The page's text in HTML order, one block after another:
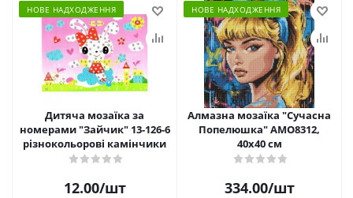
НОВЕ НАДХОДЖЕННЯ
Дитяча мозаїка за
номерами "Зайчик" 13-126-6
різнокольорові камінчики
12.00/шт
НОВЕ НАДХОДЖЕННЯ
Алмазна мозаїка "Сучасна
Попелюшка" AMO8312,
40х40 см
334.00/шт